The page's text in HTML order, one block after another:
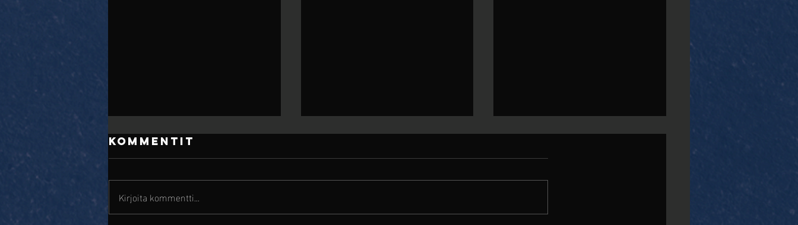
Kommentit
Kirjoita kommentti...